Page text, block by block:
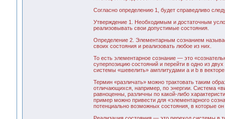
Согласно определению 1, будет справедливо
Утверждение 1. Необходимым и достаточным
реализовывать свои допустимые состояния.
Определение 2. Элементарным сознанием
своих состояния и реализовать любое из них.
То есть элементарное сознание — это
суперпозицию состояний и перейти в одно из
системы «шевелить» амплитудами а и b в
Термин «различать» можно трактовать таким
отличающихся, например, по энергии. Система
равноценны, различны по какой-либо
пример можно привести для «элементарного
потенциально возможных состояния, в которые